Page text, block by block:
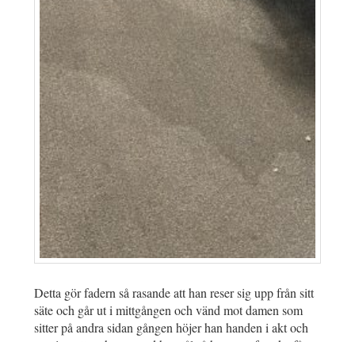
Detta gör fadern så rasande att han reser sig upp från sitt
säte och går ut i mittgången och vänd mot damen som
sitter på andra sidan gången höjer han handen i akt och